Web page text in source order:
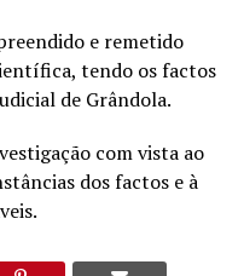
e remetido
tendo os factos
de Grândola.
com vista ao
dos factos e à